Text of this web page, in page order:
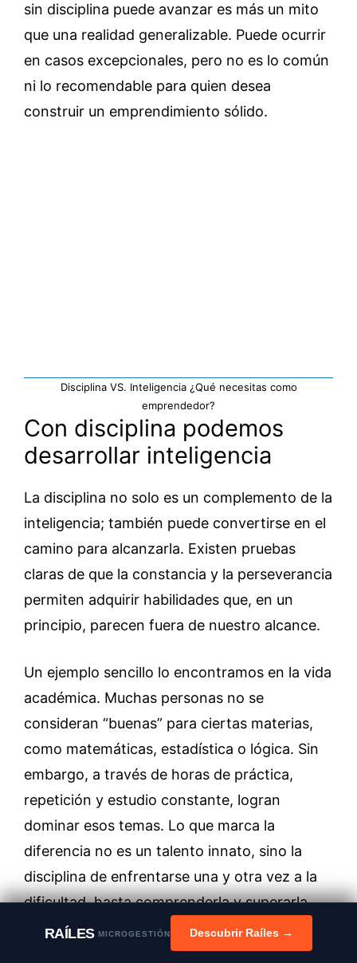
sin disciplina puede avanzar es más un mito
que una realidad generalizable. Puede ocurrir
en casos excepcionales, pero no es lo común
ni lo recomendable para quien desea
construir un emprendimiento sólido.
Disciplina VS. Inteligencia ¿Qué necesitas como
emprendedor?
Con disciplina podemos
desarrollar inteligencia
La disciplina no solo es un complemento de la
inteligencia; también puede convertirse en el
camino para alcanzarla. Existen pruebas
claras de que la constancia y la perseverancia
permiten adquirir habilidades que, en un
principio, parecen fuera de nuestro alcance.
Un ejemplo sencillo lo encontramos en la vida
académica. Muchas personas no se
consideran “buenas” para ciertas materias,
como matemáticas, estadística o lógica. Sin
embargo, a través de horas de práctica,
repetición y estudio constante, logran
dominar esos temas. Lo que marca la
diferencia no es un talento innato, sino la
disciplina de enfrentarse una y otra vez a la
dificultad, hasta comprenderla y superarla.
En el terreno del emprendimiento sucede lo
RAÍLESMICROGESTIÓN Descubrir Raíles →